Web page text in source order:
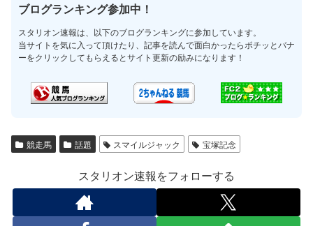
ブログランキング参加中！
スタリオン速報は、以下のブログランキングに参加しています。
当サイトを気に入って頂けたり、記事を読んで面白かったらポチッとバナ
ーをクリックしてもらえるとサイト更新の励みになります！
競走馬 話題 スマイルジャック 宝塚記念
スタリオン速報をフォローする